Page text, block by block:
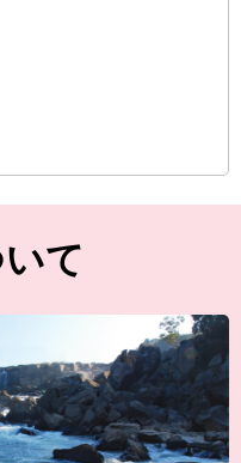
て